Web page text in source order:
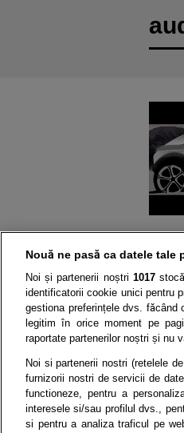
Nouă ne pasă ca datele tale
Noi și partenerii noștri 1017
identificatorii cookie unici pentru
gestiona preferințele dvs.
legitim în orice moment pe
raportate partenerilor noștri și nu
Noi si partenerii nostri (retelele
furnizorii nostri de servicii de
functioneze, pentru a
interesele si/sau profilul dvs.,
si pentru a analiza traficul pe